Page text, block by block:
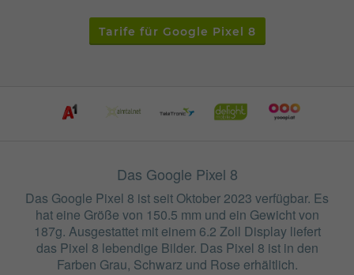
Tarife für Google Pixel 8
Das Google Pixel 8
Das Google Pixel 8 ist seit Oktober 2023 verfügbar. Es
hat eine Größe von 150.5 mm und ein Gewicht von
187g. Ausgestattet mit einem 6.2 Zoll Display liefert
das Pixel 8 lebendige Bilder. Das Pixel 8 ist in den
Farben Grau, Schwarz und Rose erhältlich.